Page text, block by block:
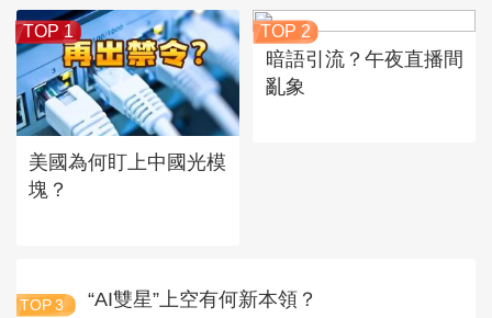
TOP 1
美國為何盯上中國光模
塊？
TOP 2
暗語引流？午夜直播間
亂象
TOP 3 “AI雙星”上空有何新本領？